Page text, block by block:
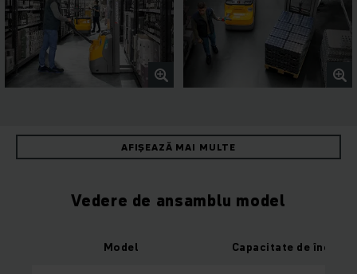
AFIȘEAZĂ MAI MULTE
Vedere de ansamblu model
Model Capacitate de